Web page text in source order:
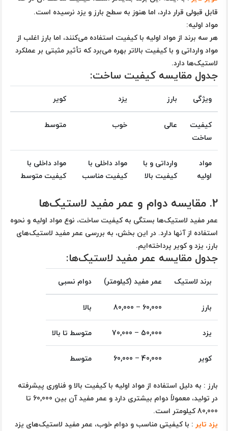
قابل قبولی قرار دارد، اما هنوز به سطح بارز و یزد نرسیده است.
مواد اولیه:
هر سه برند از مواد اولیه با کیفیت استفاده می‌کنند، اما بارز اغلب از
مواد وارداتی و با کیفیت بالاتر بهره می‌برد که تأثیر مثبتی بر عملکرد
لاستیک‌ها دارد.
جدول مقایسه کیفیت ساخت:
ویژگی بارز یزد کویر
کیفیت
ساخت
عالی خوب متوسط
مواد
اولیه
وارداتی و با
کیفیت بالا
مواد داخلی با
کیفیت مناسب
مواد داخلی با
کیفیت متوسط
2. مقایسه دوام و عمر مفید لاستیک‌ها
عمر مفید لاستیک‌ها بستگی به کیفیت ساخت، نوع مواد اولیه و نحوه
استفاده از آنها دارد. در این بخش، به بررسی عمر مفید لاستیک‌های
بارز، یزد و کویر پرداخته‌ایم.
جدول مقایسه عمر مفید لاستیک‌ها:
برند لاستیک عمر مفید (کیلومتر) دوام نسبی
بارز 60,000 – 80,000
بالا
یزد
50,000 – 70,000
متوسط تا بالا
کویر
40,000 – 60,000 متوسط
بارز : به دلیل استفاده از مواد اولیه با کیفیت بالا و فناوری پیشرفته
در تولید، معمولاً دوام بیشتری دارد و عمر مفید آن بین 60,000 تا
80,000 کیلومتر است.
یزد تایر : با کیفیتی مناسب و دوام خوب، عمر مفید لاستیک‌های یزد